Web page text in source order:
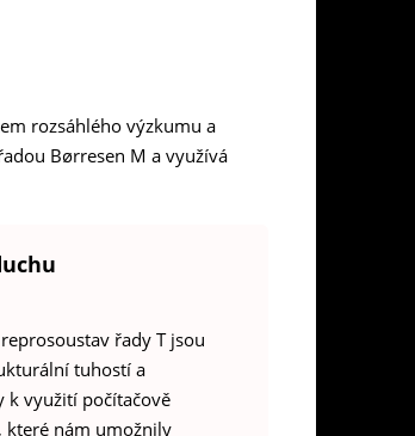
rozsáhlého výzkumu a
Børresen M a využívá
řady T jsou
tuhostí a
k využití počítačově
které nám umožnily